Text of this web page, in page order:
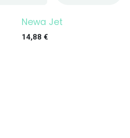
Newa Jet
14,88 €